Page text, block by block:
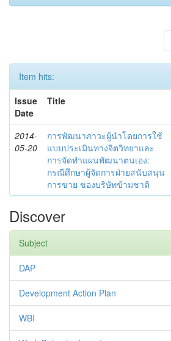
Item hits:
Issue
Date
Title
2014-
05-20
การพัฒนาภาวะผู้นำโดยการใช้
แบบประเมินทางจิตวิทยาและ
การจัดทำแผนพัฒนาตนเอง:
กรณีศึกษาผู้จัดการฝ่ายสนับสนุน
การขาย ของบริษัทข้ามชาติ
Discover
Subject
DAP
Development Action Plan
WBI